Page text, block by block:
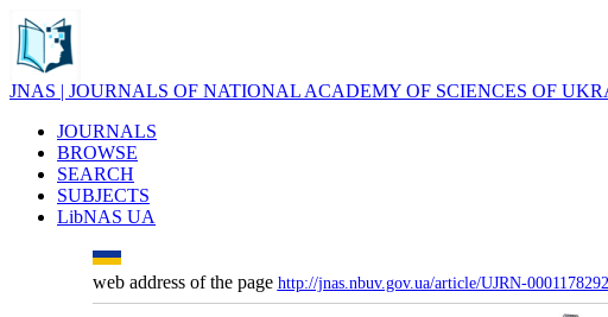
JNAS | JOURNALS OF NATIONAL ACADEMY OF SCIENCES OF
JOURNALS
BROWSE
SEARCH
SUBJECTS
LibNAS UA
web address of the page http://jnas.nbuv.gov.ua/article/UJRN-0001178292